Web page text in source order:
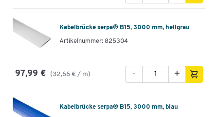
Kabelbrücke serpa® B15, 3000 mm, hellgrau
Artikelnummer: 825304
97,99 € (32,66 € / m) +
-
Kabelbrücke serpa® B15, 3000 mm, blau